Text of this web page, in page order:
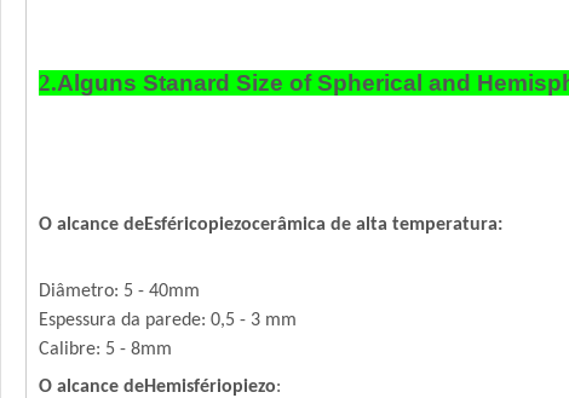
2.Alguns Stanard Size of Spherical and
O alcance deEsféricopiezocerâmica de alta temperatura:
Diâmetro: 5 - 40mm
Espessura da parede: 0,5 - 3 mm
Calibre: 5 - 8mm
O alcance deHemisfériopiezo: